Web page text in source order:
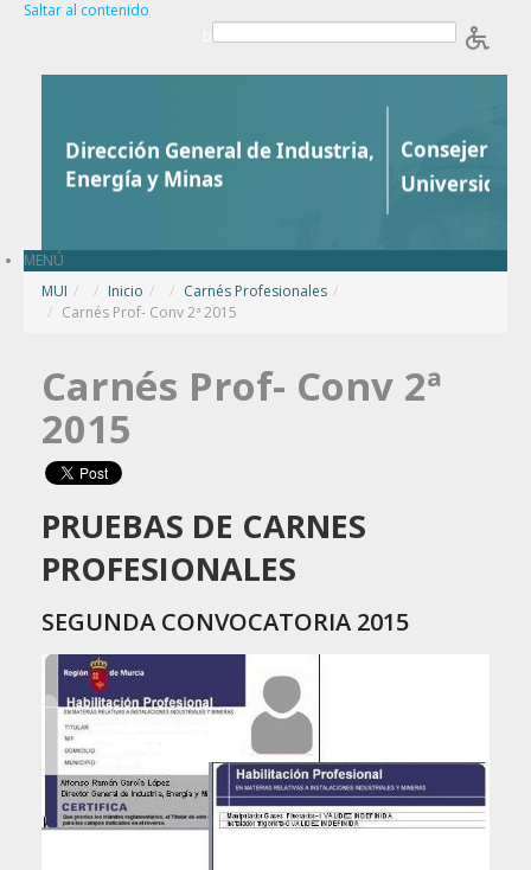
Saltar al contenido
MENÚ
MUI / Inicio / Carnés Profesionales /
Carnés Prof- Conv 2ª 2015
Carnés Prof- Conv 2ª
2015
PRUEBAS DE CARNES
PROFESIONALES
SEGUNDA CONVOCATORIA 2015